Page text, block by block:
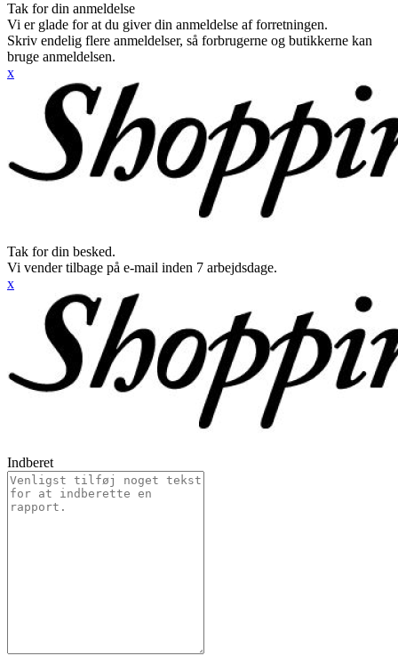
Tak for din anmeldelse
Vi er glade for at du giver din anmeldelse af forretningen.
Skriv endelig flere anmeldelser, så forbrugerne og butikkerne kan
bruge anmeldelsen.
x
Tak for din besked.
Vi vender tilbage på e-mail inden 7 arbejdsdage.
x
Indberet